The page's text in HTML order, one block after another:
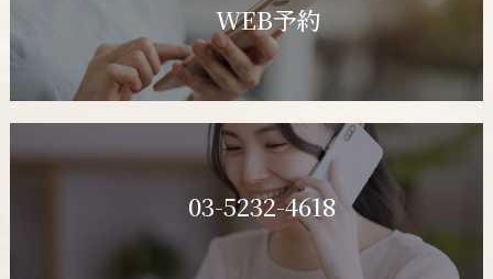
WEB予約
03-5232-4618